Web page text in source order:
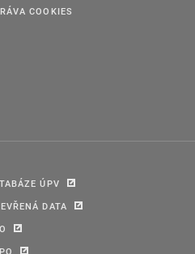
COOKIES
ÚPV
DATA